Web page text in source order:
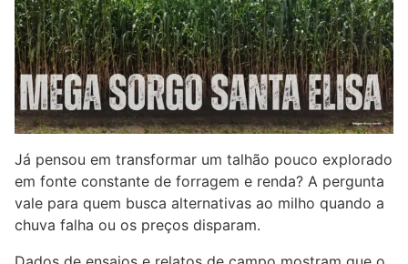
Já pensou em transformar um talhão pouco explorado
em fonte constante de forragem e renda? A pergunta
vale para quem busca alternativas ao milho quando a
chuva falha ou os preços disparam.